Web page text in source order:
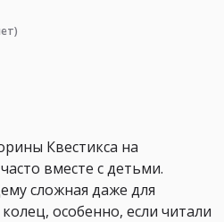
Квестикса на
вместе с детьми.
сложная даже для
особенно, если читали